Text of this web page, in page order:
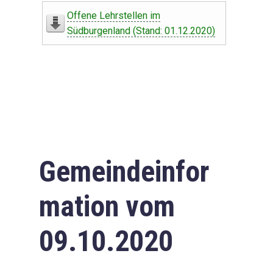
Offene Lehrstellen im
Südburgenland (Stand: 01.12.2020)
Gemeindeinfor
mation vom
09.10.2020